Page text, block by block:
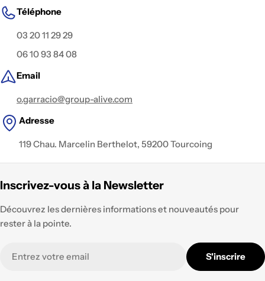
Téléphone
03 20 11 29 29
06 10 93 84 08
Email
o.garracio@group-alive.com
Adresse
119 Chau. Marcelin Berthelot, 59200 Tourcoing
Inscrivez-vous à la Newsletter
Découvrez les dernières informations et nouveautés pour
rester à la pointe.
mail
S'inscrire